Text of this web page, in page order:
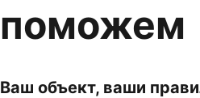
поможем
Ваш объект, ваши